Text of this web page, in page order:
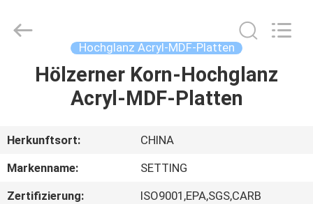
HAUS
ÜBER
UNS
Decorating
material
Hochglanz Acryl-MDF-Platten
Hölzerner Korn-Hochglanz
Acryl-MDF-Platten
Herkunftsort:
CHINA
Markenname:
SETTING
Zertifizierung:
ISO9001,EPA,SGS,CARB